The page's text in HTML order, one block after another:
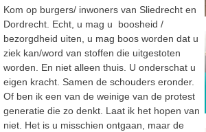
Kom op burgers/ inwoners van Sliedrecht en
Dordrecht. Echt, u mag u boosheid /
bezorgdheid uiten, u mag boos worden dat u
ziek kan/word van stoffen die uitgestoten
worden. En niet alleen thuis. U onderschat u
eigen kracht. Samen de schouders eronder.
Of ben ik een van de weinige van de protest
generatie die zo denkt. Laat ik het hopen van
niet. Het is u misschien ontgaan, maar de